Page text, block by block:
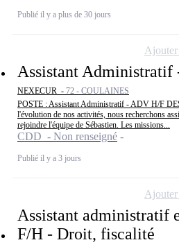
Publié il y a plus de 30 jours
Assistant
NEXECUR - 72 - COULAINES
POSTE : Assistant Administratif - ADV H/F
l'évolution de nos activités, nous recherchons
rejoindre l'équipe de Sébastien. Les missions...
CDD - Non renseigné
Publié il y a 3 jours
Assistant administratif
F/H - Droit, fiscalité